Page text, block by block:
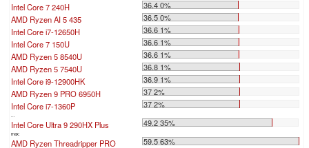
Intel Core 7 240H
36.4 0%
AMD Ryzen AI 5 435
36.5 0%
Intel Core i7-12650H
36.6 1%
Intel Core 7 150U
36.6 1%
AMD Ryzen 5 8540U
36.6 1%
AMD Ryzen 5 7540U
36.8 1%
Intel Core i9-12900HK
36.9 1%
AMD Ryzen 9 PRO 6950H
37 2%
Intel Core i7-1360P
37 2%
Intel Core Ultra 9 290HX Plus 49.2 35%
max:
AMD Ryzen Threadripper PRO
59.5 63%